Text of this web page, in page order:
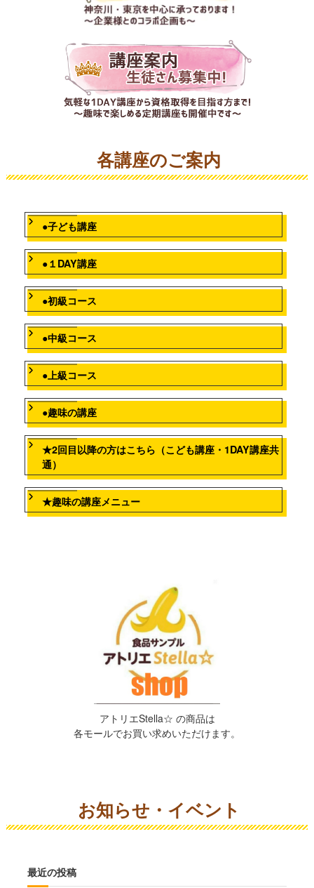
各講座のご案内
●子ども講座
●１DAY講座
●初級コース
●中級コース
●上級コース
●趣味の講座
★2回目以降の方はこちら（こども講座・1DAY講座共
通）
★趣味の講座メニュー
アトリエStella☆ の商品は
各モールでお買い求めいただけます。
お知らせ・イベント
最近の投稿